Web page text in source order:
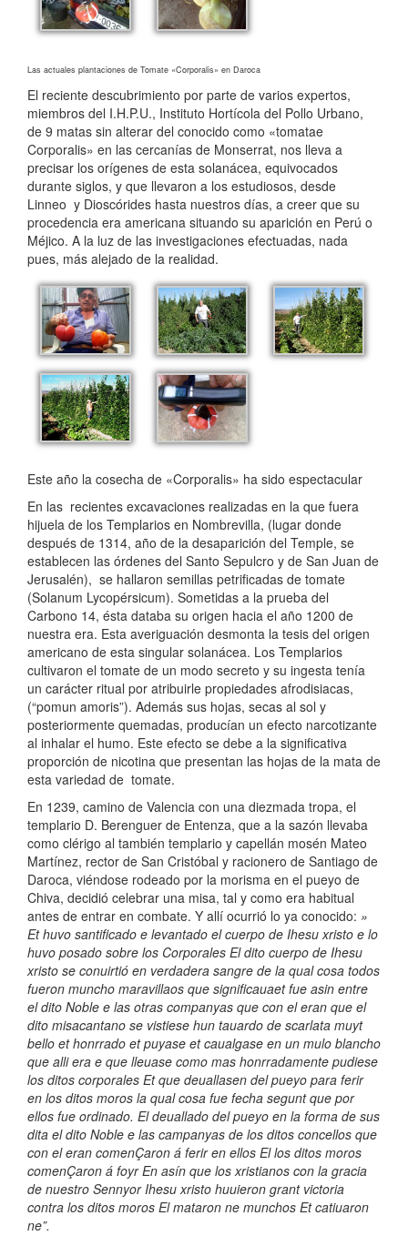
Las actuales plantaciones de Tomate «Corporalis» en Daroca
El reciente descubrimiento por parte de varios expertos,
miembros del I.H.P.U., Instituto Hortícola del Pollo Urbano,
de 9 matas sin alterar del conocido como «tomatae
Corporalis» en las cercanías de Monserrat, nos lleva a
precisar los orígenes de esta solanácea, equivocados
durante siglos, y que llevaron a los estudiosos, desde
Linneo y Dioscórides hasta nuestros días, a creer que su
procedencia era americana situando su aparición en Perú o
Méjico. A la luz de las investigaciones efectuadas, nada
pues, más alejado de la realidad.
Este año la cosecha de «Corporalis» ha sido espectacular
En las recientes excavaciones realizadas en la que fuera
hijuela de los Templarios en Nombrevilla, (lugar donde
después de 1314, año de la desaparición del Temple, se
establecen las órdenes del Santo Sepulcro y de San Juan de
Jerusalén), se hallaron semillas petrificadas de tomate
(Solanum Lycopérsicum). Sometidas a la prueba del
Carbono 14, ésta databa su origen hacia el año 1200 de
nuestra era. Esta averiguación desmonta la tesis del origen
americano de esta singular solanácea. Los Templarios
cultivaron el tomate de un modo secreto y su ingesta tenía
un carácter ritual por atribuirle propiedades afrodisiacas,
(“pomun amoris”). Además sus hojas, secas al sol y
posteriormente quemadas, producían un efecto narcotizante
al inhalar el humo. Este efecto se debe a la significativa
proporción de nicotina que presentan las hojas de la mata de
esta variedad de tomate.
En 1239, camino de Valencia con una diezmada tropa, el
templario D. Berenguer de Entenza, que a la sazón llevaba
como clérigo al también templario y capellán mosén Mateo
Martínez, rector de San Cristóbal y racionero de Santiago de
Daroca, viéndose rodeado por la morisma en el pueyo de
Chiva, decidió celebrar una misa, tal y como era habitual
antes de entrar en combate. Y allí ocurrió lo ya conocido: »
Et huvo santificado e levantado el cuerpo de Ihesu xristo e lo
huvo posado sobre los Corporales El dito cuerpo de Ihesu
xristo se conuirtió en verdadera sangre de la qual cosa todos
fueron muncho maravillaos que significauaet fue asin entre
el dito Noble e las otras companyas que con el eran que el
dito misacantano se vistiese hun tauardo de scarlata muyt
bello et honrrado et puyase et caualgase en un mulo blancho
que alli era e que lleuase como mas honrradamente pudiese
los ditos corporales Et que deuallasen del pueyo para ferir
en los ditos moros la qual cosa fue fecha segunt que por
ellos fue ordinado. El deuallado del pueyo en la forma de sus
dita el dito Noble e las campanyas de los ditos concellos que
con el eran comenÇaron á ferir en ellos El los ditos moros
comenÇaron á foyr En asín que los xristianos con la gracia
de nuestro Sennyor Ihesu xristo huuieron grant victoria
contra los ditos moros El mataron ne munchos Et catiuaron
ne”.